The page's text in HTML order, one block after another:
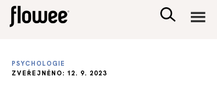
PSYCHOLOGIE
ZVEŘEJNĚNO: 12. 9. 2023